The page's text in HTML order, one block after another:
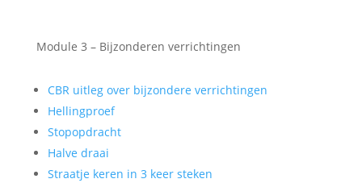
Module 3 – Bijzonderen verrichtingen
CBR uitleg over bijzondere verrichtingen
Hellingproef
Stopopdracht
Halve draai
Straatje keren in 3 keer steken